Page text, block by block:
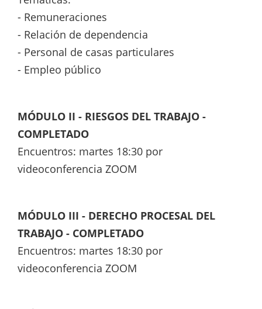
- Remuneraciones
- Relación de dependencia
- Personal de casas particulares
- Empleo público
MÓDULO II - RIESGOS DEL TRABAJO -
COMPLETADO
Encuentros: martes 18:30 por
videoconferencia ZOOM
MÓDULO III - DERECHO PROCESAL DEL
TRABAJO - COMPLETADO
Encuentros: martes 18:30 por
videoconferencia ZOOM